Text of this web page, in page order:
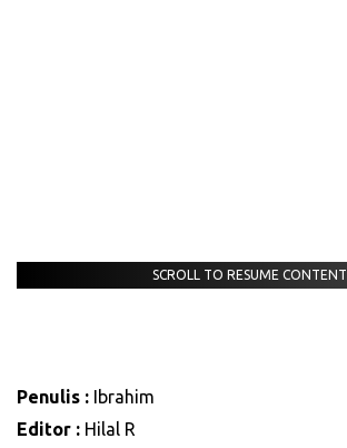
SCROLL TO RESUME CONTENT
Penulis : Ibrahim
Editor : Hilal R